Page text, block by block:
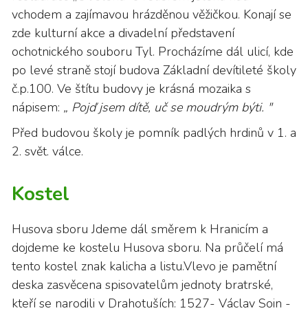
vchodem a zajímavou hrázděnou věžičkou. Konají se
zde kulturní akce a divadelní představení
ochotnického souboru Tyl. Procházíme dál ulicí, kde
po levé straně stojí budova Základní devítileté školy
č.p.100. Ve štítu budovy je krásná mozaika s
nápisem: „ Pojď jsem dítě, uč se moudrým býti. "
Před budovou školy je pomník padlých hrdinů v 1. a
2. svět. válce.
Kostel
Husova sboru Jdeme dál směrem k Hranicím a
dojdeme ke kostelu Husova sboru. Na průčelí má
tento kostel znak kalicha a listu.Vlevo je pamětní
deska zasvěcena spisovatelům jednoty bratrské,
kteří se narodili v Drahotuších: 1527- Václav Soin -